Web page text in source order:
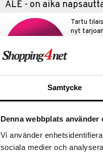
Samtycke
Denna webbplats använder
Vi använder
sociala medier och
ALE - on aika
Tartu
nyt
Näe
Puristamalla ja ruskistamalla
ainutlaatuisen koostumuksen -
Tämä menetelmä tehostaa